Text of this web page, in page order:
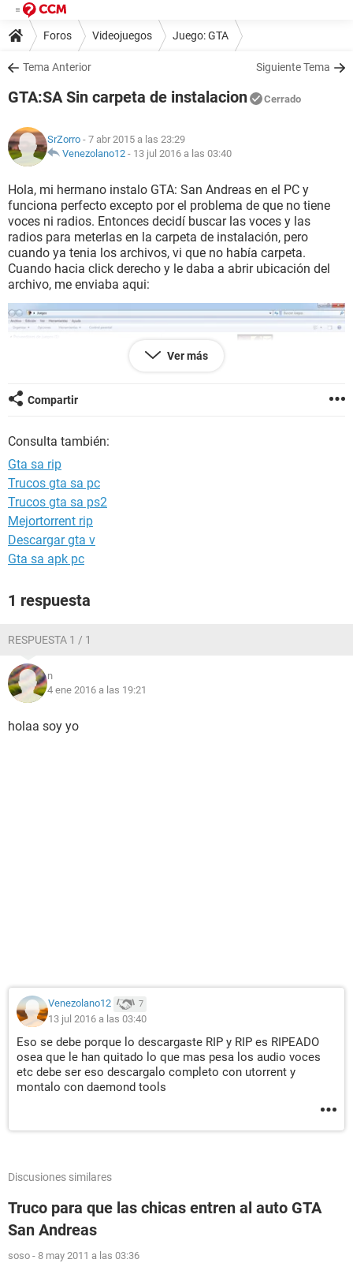
Foros Videojuegos Juego: GTA
Tema Anterior Siguiente Tema
GTA:SA Sin carpeta de instalacion Cerrado
SrZorro - 7 abr 2015 a las 23:29
Venezolano12 - 13 jul 2016 a las 03:40
Hola, mi hermano instalo GTA: San Andreas en el PC y
funciona perfecto excepto por el problema de que no tiene
voces ni radios. Entonces decidí buscar las voces y las
radios para meterlas en la carpeta de instalación, pero
cuando ya tenia los archivos, vi que no había carpeta.
Cuando hacia click derecho y le daba a abrir ubicación del
archivo, me enviaba aqui:
Ya revise documentos, Archivos de Programa y demás, pero
no hay ninguna carpeta.
Ver más
Compartir
Consulta también:
Gta sa rip
Trucos gta sa pc
Trucos gta sa ps2
Mejortorrent rip
Descargar gta v
Gta sa apk pc
1 respuesta
RESPUESTA 1 / 1
n
4 ene 2016 a las 19:21
holaa soy yo
Venezolano12 7
13 jul 2016 a las 03:40
Eso se debe porque lo descargaste RIP y RIP es RIPEADO
osea que le han quitado lo que mas pesa los audio voces
etc debe ser eso descargalo completo con utorrent y
montalo con daemond tools
Discusiones similares
Truco para que las chicas entren al auto GTA
San Andreas
soso - 8 may 2011 a las 03:36